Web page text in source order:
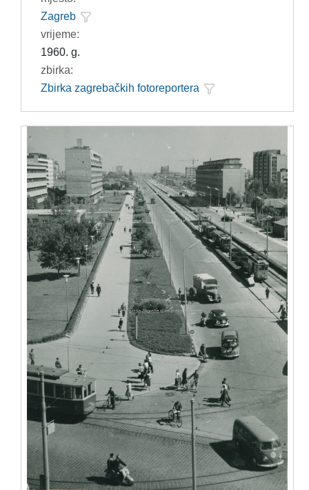
Zagreb
vrijeme:
1960. g.
zbirka:
Zbirka zagrebačkih fotoreportera